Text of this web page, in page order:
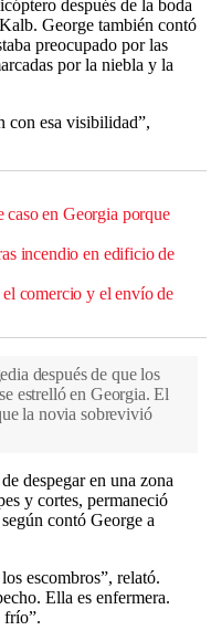
después de la boda
George también contó
preocupado por las
por la niebla y la
con esa visibilidad”,
en Georgia porque
incendio en edificio de
comercio y el envío de
después de que los
estrelló en Georgia. El
la novia sobrevivió
despegar en una zona
y cortes, permaneció
contó George a
escombros”, relató.
Ella es enfermera.
frío”.